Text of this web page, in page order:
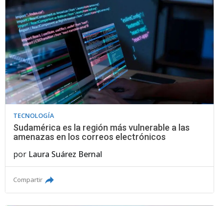
TECNOLOGÍA
Sudamérica es la región más vulnerable a las
amenazas en los correos electrónicos
por Laura Suárez Bernal
Compartir